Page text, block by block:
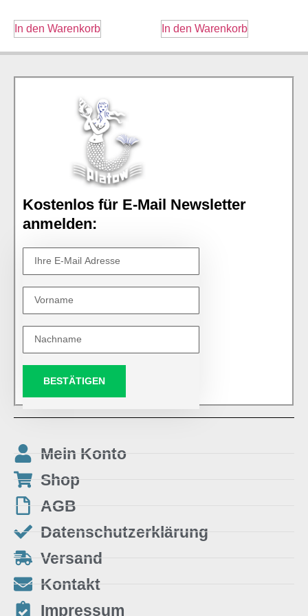
In den Warenkorb In den Warenkorb
Kostenlos für E-Mail Newsletter
anmelden:
BESTÄTIGEN
Mein Konto
Shop
AGB
Datenschutzerklärung
Versand
Kontakt
Impressum